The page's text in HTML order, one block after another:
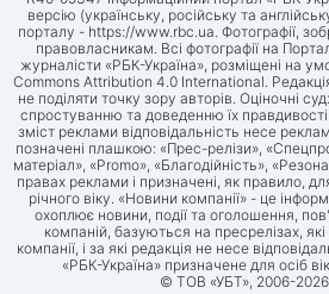
версію (українську, російську та
порталу - https://www.rbc.ua. Фотографії,
правовласникам. Всі фотографії на
журналісти «РБК-Україна», розміщені на
Commons Attribution 4.0 International.
не поділяти точку зору авторів. Оціночні
спростуванню та доведенню їх
зміст реклами відповідальність несе
позначені плашкою: «Прес-релізи»,
матеріал», «Promo», «Благодійність»,
правах реклами і призначені, як правило,
річного віку. «Новини компанії» - це
охоплює новини, події та оголошення,
компаній, базуються на пресрелізах,
компанії, і за які редакція не несе
«РБК-Україна» призначене для осіб
© ТОВ «УБТ», 2006-